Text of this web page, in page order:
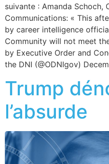
suivante : Amanda Schoch,
Communications: « This
by career intelligence
Community will not meet
by Executive Order and
the DNI (@ODNIgov)
Trump
l’absurde